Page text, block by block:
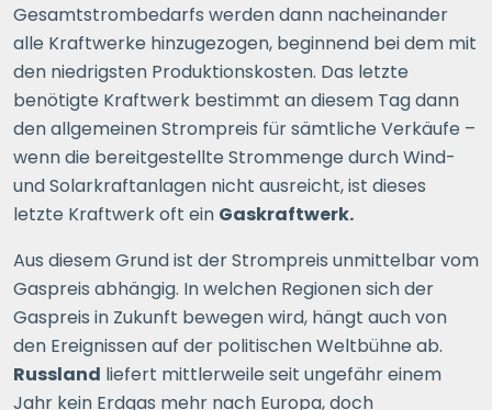
Gesamtstrombedarfs werden dann nacheinander
alle Kraftwerke hinzugezogen, beginnend bei dem mit
den niedrigsten Produktionskosten. Das letzte
benötigte Kraftwerk bestimmt an diesem Tag dann
den allgemeinen Strompreis für sämtliche Verkäufe –
wenn die bereitgestellte Strommenge durch Wind-
und Solarkraftanlagen nicht ausreicht, ist dieses
letzte Kraftwerk oft ein Gaskraftwerk.
Aus diesem Grund ist der Strompreis unmittelbar vom
Gaspreis abhängig. In welchen Regionen sich der
Gaspreis in Zukunft bewegen wird, hängt auch von
den Ereignissen auf der politischen Weltbühne ab.
Russland liefert mittlerweile seit ungefähr einem
Jahr kein Erdgas mehr nach Europa, doch